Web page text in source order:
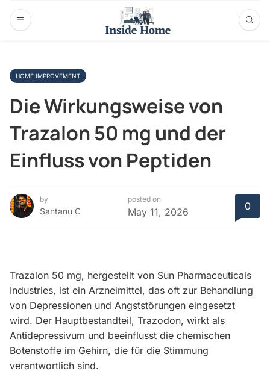
HOME IMPROVEMENT
Die Wirkungsweise von
Trazalon 50 mg und der
Einfluss von Peptiden
by
Santanu C
posted on
May 11, 2026 0
Trazalon 50 mg, hergestellt von Sun Pharmaceuticals
Industries, ist ein Arzneimittel, das oft zur Behandlung
von Depressionen und Angststörungen eingesetzt
wird. Der Hauptbestandteil, Trazodon, wirkt als
Antidepressivum und beeinflusst die chemischen
Botenstoffe im Gehirn, die für die Stimmung
verantwortlich sind.